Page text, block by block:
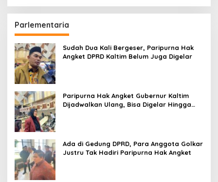
Parlementaria
Sudah Dua Kali Bergeser, Paripurna Hak
Angket DPRD Kaltim Belum Juga Digelar
Paripurna Hak Angket Gubernur Kaltim
Dijadwalkan Ulang, Bisa Digelar Hingga
Ada di Gedung DPRD, Para Anggota Golkar
Justru Tak Hadiri Paripurna Hak Angket